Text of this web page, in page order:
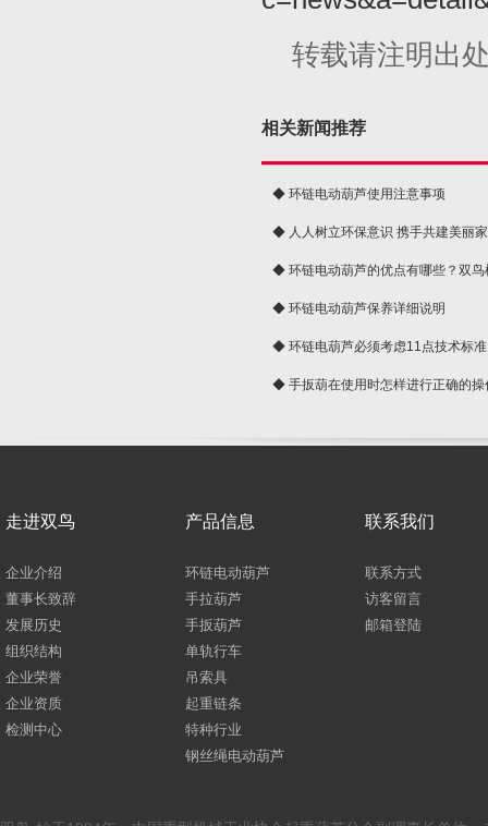
转载请注明出
相关新闻推荐
◆ 环链电动葫芦使用注意事项
◆ 人人树立环保意识 携手共建美丽
球◆ 环链电动葫芦的优点有哪些？双鸟
◆ 环链电动葫芦保养详细说明
◆ 环链电葫芦必须考虑11点技术标准
◆ 手扳葫在使用时怎样进行正确的操
走进双鸟
企业介绍
董事长致辞
发展历史
组织结构
企业荣誉
企业资质
检测中心
产品信息
环链电动葫芦
手拉葫芦
手扳葫芦
单轨行车
吊索具
起重链条
特种行业
钢丝绳电动葫芦
联系我们
联系方式
访客留言
邮箱登陆